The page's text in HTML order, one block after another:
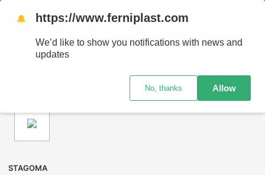
STAGOMA
🔔 https://www.ferniplast.com
We’d like to show you notifications with news and
updates
No, thanks Allow